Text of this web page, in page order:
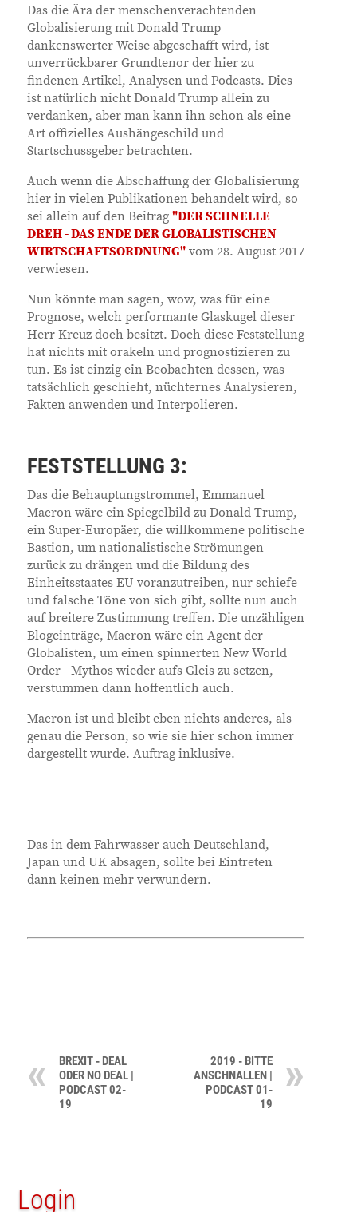
Das die Ära der menschenverachtenden
Globalisierung mit Donald Trump
dankenswerter Weise abgeschafft wird, ist
unverrückbarer Grundtenor der hier zu
findenen Artikel, Analysen und Podcasts. Dies
ist natürlich nicht Donald Trump allein zu
verdanken, aber man kann ihn schon als eine
Art offizielles Aushängeschild und
Startschussgeber betrachten.
Auch wenn die Abschaffung der Globalisierung
hier in vielen Publikationen behandelt wird, so
sei allein auf den Beitrag"DER SCHNELLE
DREH - DAS ENDE DER GLOBALISTISCHEN
WIRTSCHAFTSORDNUNG"vom 28. August 2017
verwiesen.
Nun könnte man sagen, wow, was für eine
Prognose, welch performante Glaskugel dieser
Herr Kreuz doch besitzt. Doch diese Feststellung
hat nichts mit orakeln und prognostizieren zu
tun. Es ist einzig ein Beobachten dessen, was
tatsächlich geschieht, nüchternes Analysieren,
Fakten anwenden und Interpolieren.
FESTSTELLUNG 3:
Das die Behauptungstrommel, Emmanuel
Macron wäre ein Spiegelbild zu Donald Trump,
ein Super-Europäer, die willkommene politische
Bastion, um nationalistische Strömungen
zurück zu drängen und die Bildung des
Einheitsstaates EU voranzutreiben, nur schiefe
und falsche Töne von sich gibt, sollte nun auch
auf breitere Zustimmung treffen. Die unzähligen
Blogeinträge, Macron wäre ein Agent der
Globalisten, um einen spinnerten New World
Order - Mythos wieder aufs Gleis zu setzen,
verstummen dann hoffentlich auch.
Macron ist und bleibt eben nichts anderes, als
genau die Person, so wie sie hier schon immer
dargestellt wurde. Auftrag inklusive.
Das in dem Fahrwasser auch Deutschland,
Japan und UK absagen, sollte bei Eintreten
dann keinen mehr verwundern.
BREXIT - DEAL
ODER NO DEAL |
PODCAST 02-
19
2019 - BITTE
ANSCHNALLEN |
PODCAST 01-
19
Login